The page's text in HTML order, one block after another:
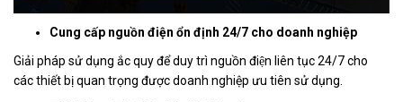
Cung cấp nguồn điện ổn định 24/7 cho doanh nghiệp
Giải pháp sử dụng ắc quy để duy trì nguồn điện liên tục 24/7 cho
các thiết bị quan trọng được doanh nghiệp ưu tiên sử dụng.